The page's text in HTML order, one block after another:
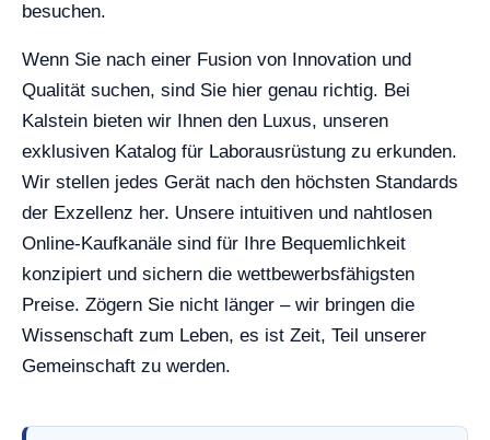
besuchen.
Wenn Sie nach einer Fusion von Innovation und
Qualität suchen, sind Sie hier genau richtig. Bei
Kalstein bieten wir Ihnen den Luxus, unseren
exklusiven Katalog für Laborausrüstung zu erkunden.
Wir stellen jedes Gerät nach den höchsten Standards
der Exzellenz her. Unsere intuitiven und nahtlosen
Online-Kaufkanäle sind für Ihre Bequemlichkeit
konzipiert und sichern die wettbewerbsfähigsten
Preise. Zögern Sie nicht länger – wir bringen die
Wissenschaft zum Leben, es ist Zeit, Teil unserer
Gemeinschaft zu werden.